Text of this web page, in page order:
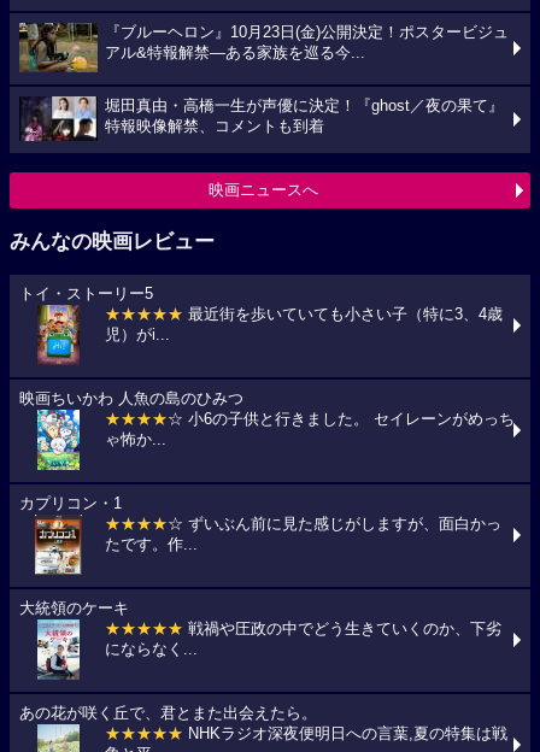
『ブルーヘロン』10月23日(金)公開決定！ポスタービジュ
アル&特報解禁―ある家族を巡る今...
堀田真由・高橋一生が声優に決定！『ghost／夜の果て』
特報映像解禁、コメントも到着
映画ニュースへ
みんなの映画レビュー
トイ・ストーリー5
★★★★★ 最近街を歩いていても小さい子（特に3、4歳
児）がi...
映画ちいかわ 人魚の島のひみつ
★★★★☆ 小6の子供と行きました。 セイレーンがめっち
ゃ怖か...
カプリコン・1
★★★★☆ ずいぶん前に見た感じがしますが、面白かっ
たです。作...
大統領のケーキ
★★★★★ 戦禍や圧政の中でどう生きていくのか、下劣
にならなく...
あの花が咲く丘で、君とまた出会えたら。
★★★★★ NHKラジオ深夜便明日への言葉,夏の特集は戦